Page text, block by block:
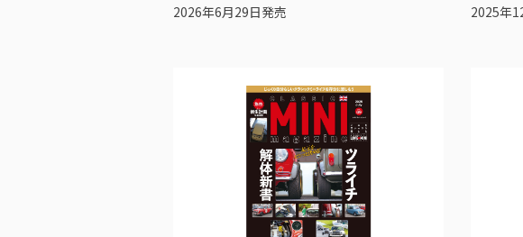
2026年6月29日発売
2025年